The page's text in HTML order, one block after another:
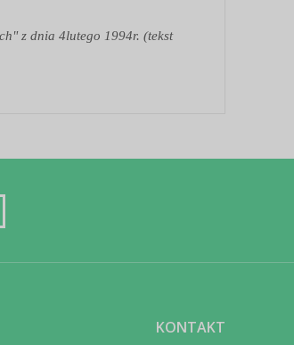
z dnia 4lutego 1994r. (tekst
KONTAKT